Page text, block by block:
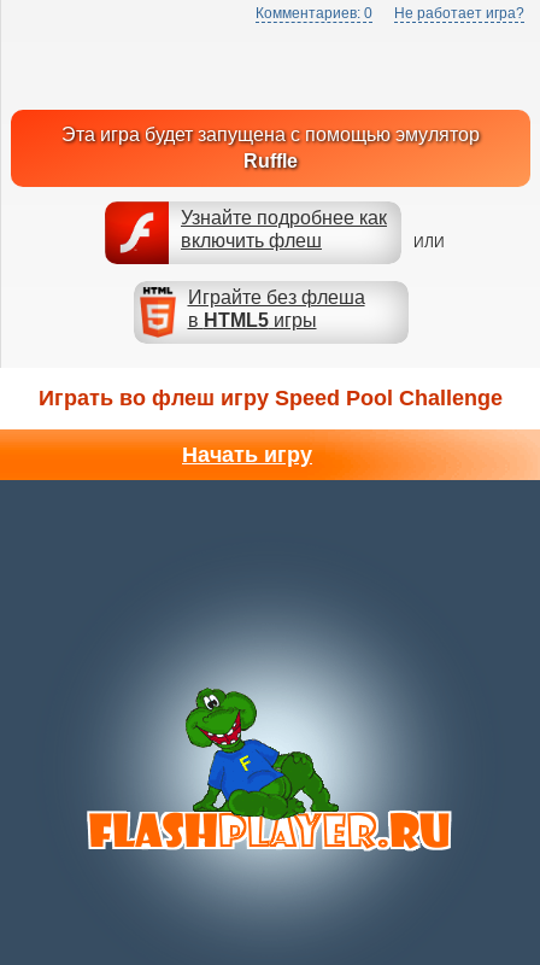
Комментариев: 0 Не работает игра?
Эта игра будет запущена с помощью эмулятор
Ruffle
Узнайте подробнее как
включить флеш
ИЛИ
Играйте без флеша
в HTML5игры
Играть во флеш игру Speed Pool Challenge
Начать игру